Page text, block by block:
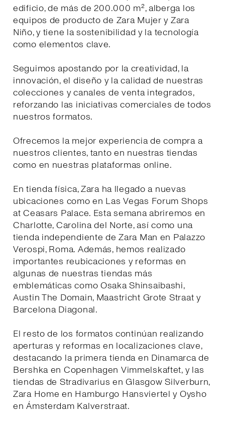
edificio, de más de 200.000 m², alberga los
equipos de producto de Zara Mujer y Zara
Niño, y tiene la sostenibilidad y la tecnología
como elementos clave.
Seguimos apostando por la creatividad, la
innovación, el diseño y la calidad de nuestras
colecciones y canales de venta integrados,
reforzando las iniciativas comerciales de todos
nuestros formatos.
Ofrecemos la mejor experiencia de compra a
nuestros clientes, tanto en nuestras tiendas
como en nuestras plataformas online.
En tienda física, Zara ha llegado a nuevas
ubicaciones como en Las Vegas Forum Shops
at Ceasars Palace. Esta semana abriremos en
Charlotte, Carolina del Norte, así como una
tienda independiente de Zara Man en Palazzo
Verospi, Roma. Además, hemos realizado
importantes reubicaciones y reformas en
algunas de nuestras tiendas más
emblemáticas como Osaka Shinsaibashi,
Austin The Domain, Maastricht Grote Straat y
Barcelona Diagonal.
El resto de los formatos continúan realizando
aperturas y reformas en localizaciones clave,
destacando la primera tienda en Dinamarca de
Bershka en Copenhagen Vimmelskaftet, y las
tiendas de Stradivarius en Glasgow Silverburn,
Zara Home en Hamburgo Hansviertel y Oysho
en Ámsterdam Kalverstraat.